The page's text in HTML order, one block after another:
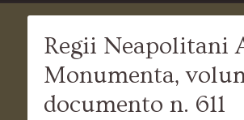
Regii Neapolitani
Monumenta,
documento n. 611